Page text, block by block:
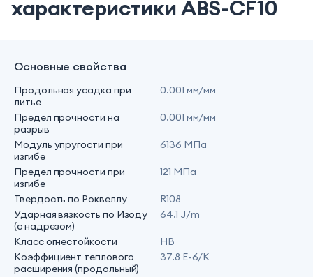
характеристики ABS-CF10
Основные свойства
Продольная усадка при
литье
0.001 мм/мм
Предел прочности на
разрыв
0.001 мм/мм
Модуль упругости при
изгибе
6136 МПа
Предел прочности при
изгибе
121 МПа
Твердость по Роквеллу
R108
Ударная вязкость по Изоду
(с надрезом)
64.1 J/m
Класс огнестойкости
HB
Коэффициент теплового
расширения (продольный)
37.8 E-6/K